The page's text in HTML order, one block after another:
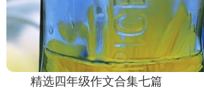
精选四年级作文合集七篇